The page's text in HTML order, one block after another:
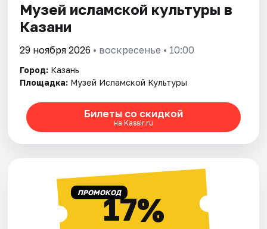
Музей исламской культуры в
Казани
29 ноября 2026 • воскресенье • 10:00
Город: Казань
Площадка: Музей Исламской Культуры
Билеты со скидкой
на Kassir.ru
ПРОМОКОД17%